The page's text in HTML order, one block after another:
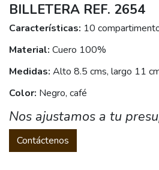
BILLETERA REF. 2654
Características: 10
Material: Cuero 100%
Medidas: Alto 8.5 cms, largo 11
Color: Negro, café
Nos ajustamos a tu
Contáctenos